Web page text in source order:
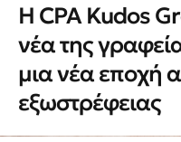
Η CPA Kudos
νέα της
μια νέα εποχή
εξωστρέφειας